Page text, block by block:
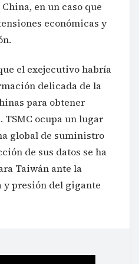
en un caso que
económicas y
el exejecutivo habría
delicada de la
para obtener
TSMC ocupa un lugar
global de suministro
de sus datos se ha
Taiwán ante la
presión del gigante